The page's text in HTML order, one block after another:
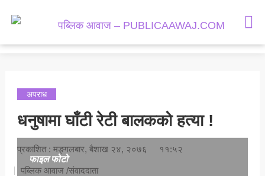
समाचार
समाज
अर्थतन्त्र
राशिफल
अपराध
धनुषामा घाँटी रेटी बालकको हत्या !
प्रकाशित : मङ्गलबार, बैशाख २४, २०७६ ११:५२
पब्लिक आवाज /संवाददाता
फाइल फोटो